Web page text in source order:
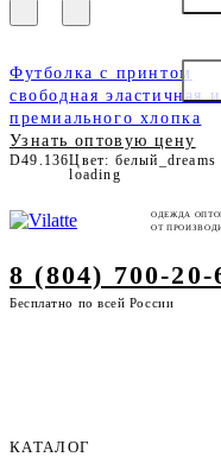
Футболка с принтом
свободная эластичная
премиального хлопка
Узнать оптовую цену
D49.136Цвет: белый_dreams
loading
ОДЕЖДА
ОТ
8 (804) 700-20-
Бесплатно по всей России
КАТАЛОГ